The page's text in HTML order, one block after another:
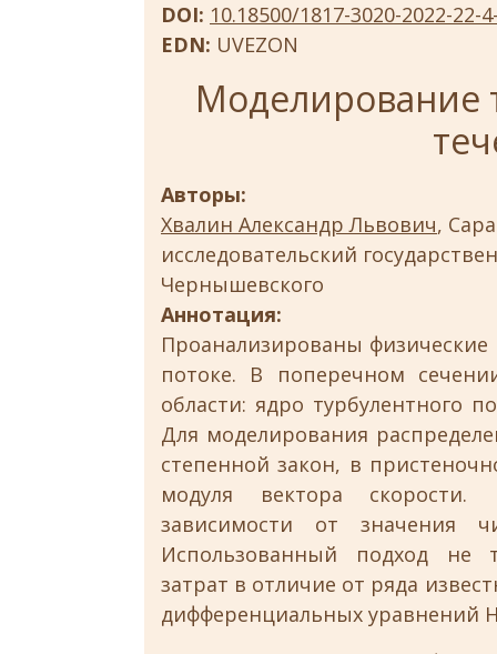
DOI: 10.18500/1817-3020-2022-22-
EDN: UVEZON
Моделирование
Авторы:
Хвалин Александр Львович,
исследовательский
Чернышевского
Аннотация:
Проанализированы
потоке. В поперечном
области: ядро турбулентного
Для моделирования
степенной закон, в
модуля вектора скорости.
зависимости от значения
Использованный подход не
затрат в отличие от ряда
дифференциальных уравнений